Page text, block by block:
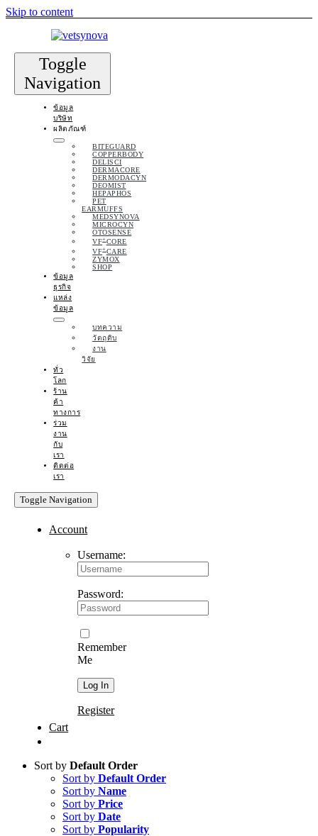
Skip to content
Toggle
Navigation
ข้อมูล
บริษัท
ผลิตภัณฑ์
BITEGUARD
COPPERBODY
DELISCI
DERMACORE
DERMODACYN
DEOMIST
HEPAPHOS
PET
EARMUFFS
MEDSYNOVA
MICROCYN
OTOSENSE
VF+CORE
VF+CARE
ZYMOX
SHOP
ข้อมูล
ธุรกิจ
แหล่ง
ข้อมูล
บทความ
วัตถุดิบ
งาน
วิจัย
ทั่ว
โลก
ร้าน
ค้า
ทางการ
ร่วม
งาน
กับ
เรา
ติดต่อ
เรา
Toggle Navigation
Account
Username:
Password:
Remember
Me
Register
Cart
Sort by Default Order
Sort by Default Order
Sort by Name
Sort by Price
Sort by Date
Sort by Popularity